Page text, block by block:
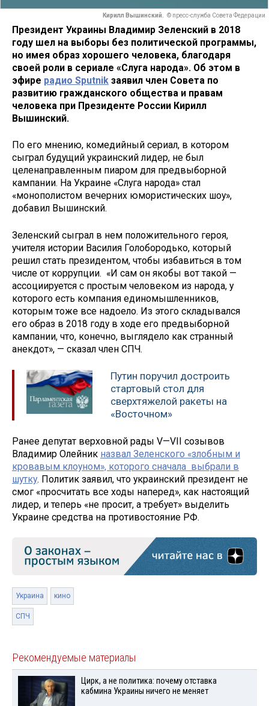
Кирилл Вышинский. © пресс-служба Совета Федерации
Президент Украины Владимир Зеленский в 2018
году шел на выборы без политической программы,
но имея образ хорошего человека, благодаря
своей роли в сериале «Слуга народа». Об этом в
эфире радио Sputnik заявил член Совета по
развитию гражданского общества и правам
человека при Президенте России Кирилл
Вышинский.
По его мнению, комедийный сериал, в котором
сыграл будущий украинский лидер, не был
целенаправленным пиаром для предвыборной
кампании. На Украине «Слуга народа» стал
«монополистом вечерних юмористических шоу»,
добавил Вышинский.
Зеленский сыграл в нем положительного героя,
учителя истории Василия Голобородько, который
решил стать президентом, чтобы избавиться в том
числе от коррупции. «И сам он якобы вот такой —
ассоциируется с простым человеком из народа, у
которого есть компания единомышленников,
которым тоже все надоело. Из этого складывался
его образ в 2018 году в ходе его предвыборной
кампании, что, конечно, выглядело как странный
анекдот», — сказал член СПЧ.
Путин поручил достроить
стартовый стол для
сверхтяжелой ракеты на
«Восточном»
Ранее депутат верховной рады V—VII созывов
Владимир Олейник назвал Зеленского «злобным и
кровавым клоуном», которого сначала выбрали в
шутку. Политик заявил, что украинский президент не
смог «просчитать все ходы наперед», как настоящий
лидер, и теперь «не просит, а требует» выделить
Украине средства на противостояние РФ.
Украина кино
СПЧ
Рекомендуемые материалы
Цирк, а не политика: почему отставка
кабмина Украины ничего не меняет